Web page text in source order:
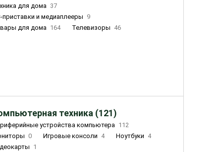
для дома 37
приставки и медиаплееры
9
для дома 164 Телевизоры 46
техника (121)
устройства компьютера 112
0 Игровые консоли 4 Ноутбуки 4
1